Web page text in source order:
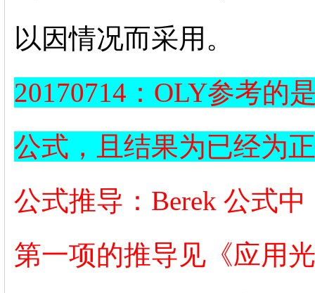
以因情况而采用。
20170714：OLY参考的
公式，且结果为已经为
公式推导： Berek 公式中
第一项的推导见《应用